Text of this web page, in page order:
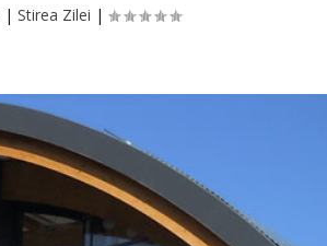
| Stirea Zilei |